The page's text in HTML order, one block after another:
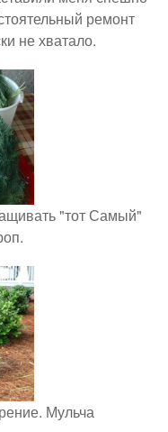
ремонт
не хватало.
"тот Самый"
Мульча